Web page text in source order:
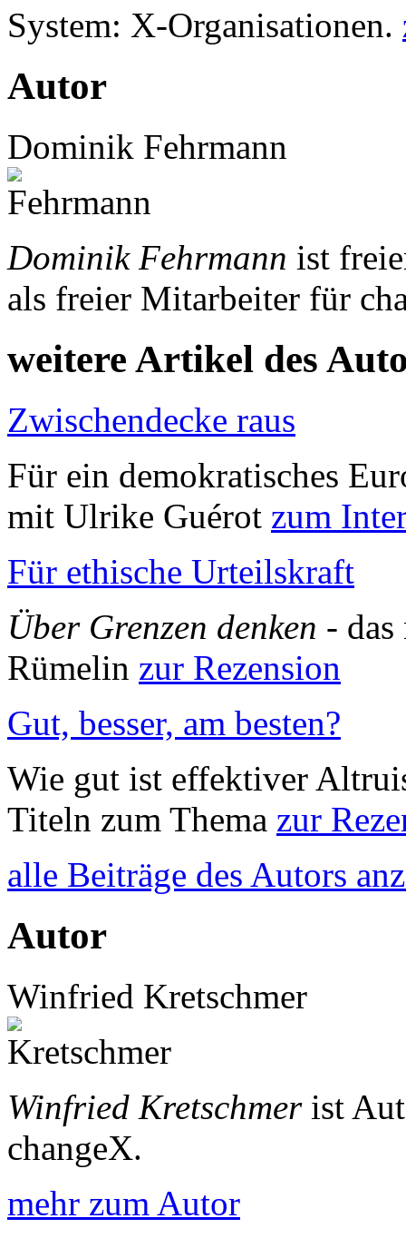
System: X-Organisationen.
Autor
Dominik Fehrmann
Dominik Fehrmann ist
als freier Mitarbeiter für
weitere Artikel des
Zwischendecke raus
Für ein demokratisches
mit Ulrike Guérot zum
Für ethische Urteilskraft
Über Grenzen denken -
Rümelin zur Rezension
Gut, besser, am besten?
Wie gut ist effektiver
Titeln zum Thema zur
alle Beiträge des Autors
Autor
Winfried Kretschmer
Winfried Kretschmerist
changeX.
mehr zum Autor